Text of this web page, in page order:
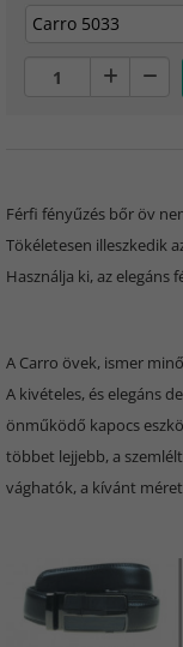
Carro 5033
Férfi fényűzés bőr öv
Tökéletesen illeszkedik
Használja ki, az
A Carro övek, ismer
A kivételes, és elegáns
önműködő kapocs
többet lejjebb, a
vághatók, a kívánt